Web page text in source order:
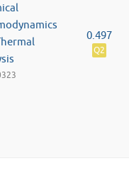
0.497
Q2